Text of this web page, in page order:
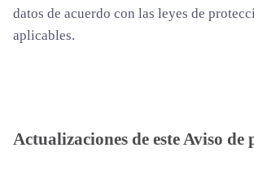
datos de acuerdo con las leyes de
aplicables.
Actualizaciones de este Aviso